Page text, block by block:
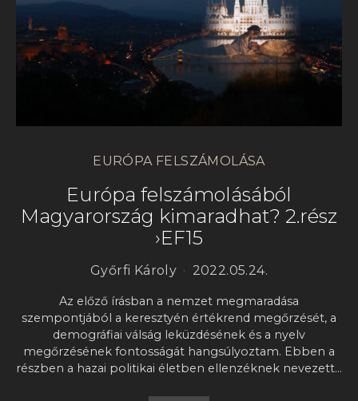
EURÓPA FELSZÁMOLÁSA
Európa felszámolásából
Magyarország kimaradhat? 2.rész
›EF15
Győrfi Károly 2022.05.24.
Az előző írásban a nemzet megmaradása
szempontjából a keresztyén értékrend megőrzését, a
demográfiai válság leküzdésének és a nyelv
megőrzésének fontosságát hangsúlyoztam. Ebben a
részben a hazai politikai életben ellenzéknek nevezett…